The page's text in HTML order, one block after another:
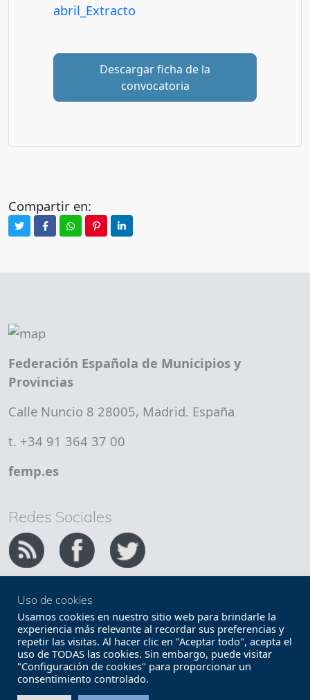
abril_Extracto
Descargar ficha de la
convocatoria
Compartir en:
Federación Española de Municipios y
Provincias
Calle Nuncio 8 28005, Madrid. España
t. +34 91 364 37 00
femp.es
Redes Sociales
Copyright FEMP
Accesibilidad
Términos legales
Política de privacidad
Términos y condiciones de uso
Uso de cookies
Usamos cookies en nuestro sitio web para brindarle la
experiencia más relevante al recordar sus preferencias y
repetir las visitas. Al hacer clic en "Aceptar todo", acepta el
uso de TODAS las cookies. Sin embargo, puede visitar
"Configuración de cookies" para proporcionar un
consentimiento controlado.